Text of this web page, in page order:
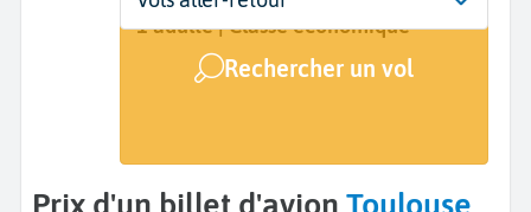
Toulouse (TLS)
Dates de votre voyage
1 adulte | Classe économique
Rechercher un vol
Prix d'un billet d'avion Toulouse